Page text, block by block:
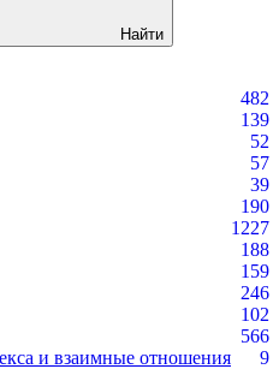
Найти
482
139
52
57
39
190
1227
188
159
246
102
566
и взаимные отношения
9